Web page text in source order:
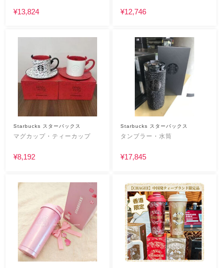
¥13,824 ¥12,746
Starbucks スターバックス
マグカップ・ティーカップ
¥8,192
Starbucks スターバックス
タンブラー・水筒
¥17,845